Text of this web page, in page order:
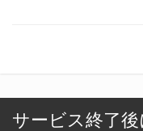
サービス終了